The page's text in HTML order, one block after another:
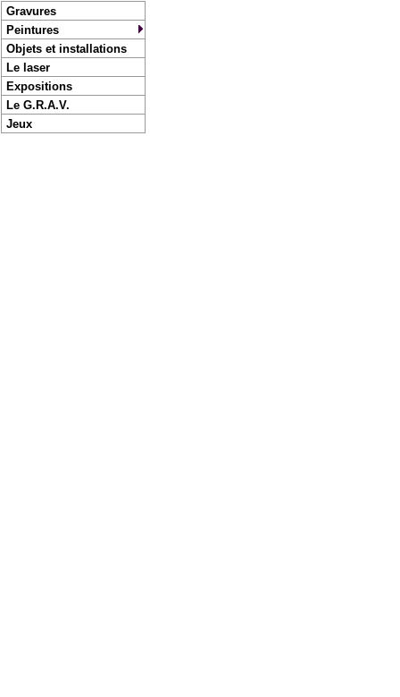
Gravures
Peintures
Objets et installations
Le laser
Expositions
Le G.R.A.V.
Jeux